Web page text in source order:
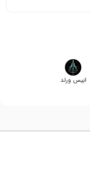
ابیس ورلد